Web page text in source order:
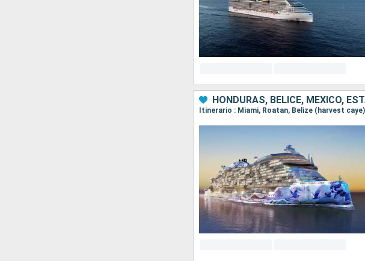
HONDURAS, BELICE, MÉXICO,
Itinerario : Miami, Roatan, Belize (harvest